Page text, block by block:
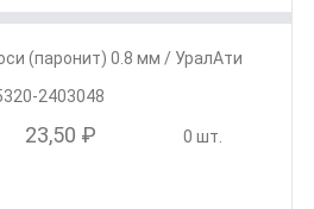
(паронит) 0.8 мм / УралАти
2403048
23,50 ₽ 0 шт.